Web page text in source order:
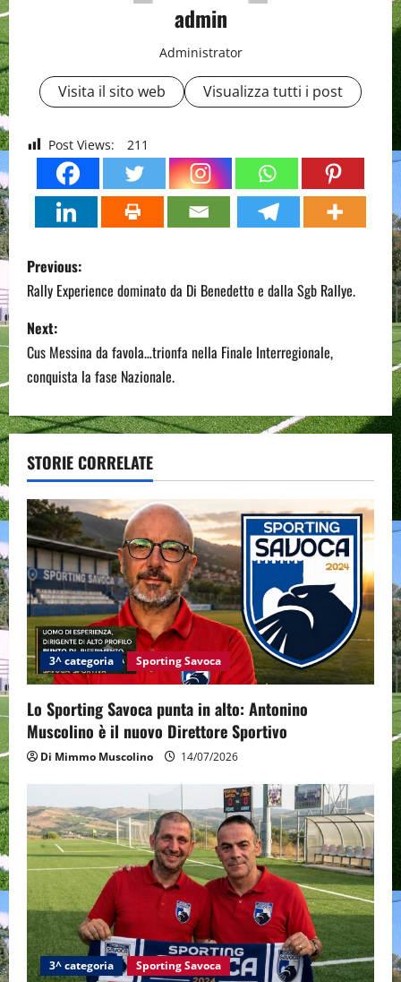
admin
Administrator
Visita il sito web Visualizza tutti i post
Post Views: 211
P
o
s
t
n
a
v
i
g
a
t
i
o
n
Previous:
Rally Experience dominato da Di Benedetto e dalla Sgb Rallye.
Next:
Cus Messina da favola…trionfa nella Finale Interregionale,
conquista la fase Nazionale.
STORIE CORRELATE
3^ categoria Sporting Savoca
Lo Sporting Savoca punta in alto: Antonino
Muscolino è il nuovo Direttore Sportivo
Di Mimmo Muscolino 14/07/2026
3^ categoria Sporting Savoca